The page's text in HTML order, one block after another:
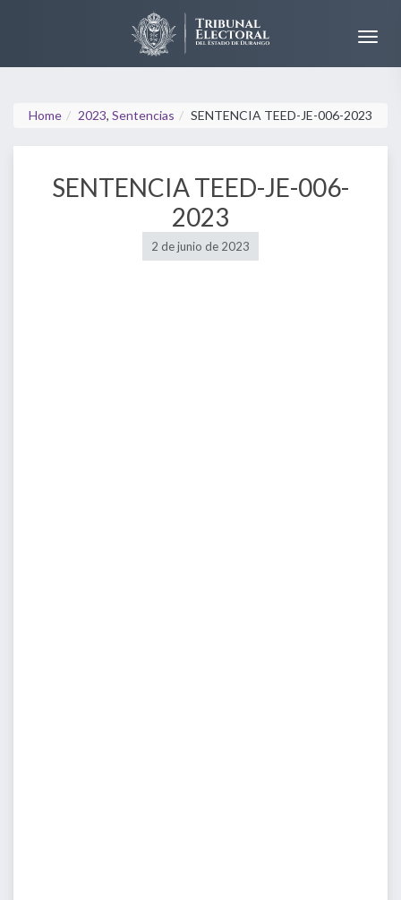
Home 2023, Sentencias SENTENCIA TEED-JE-006-2023
SENTENCIA TEED-JE-006-
2023
2 de junio de 2023